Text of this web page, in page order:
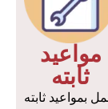
مواعيد
ثابته
بمواعيد ثابته